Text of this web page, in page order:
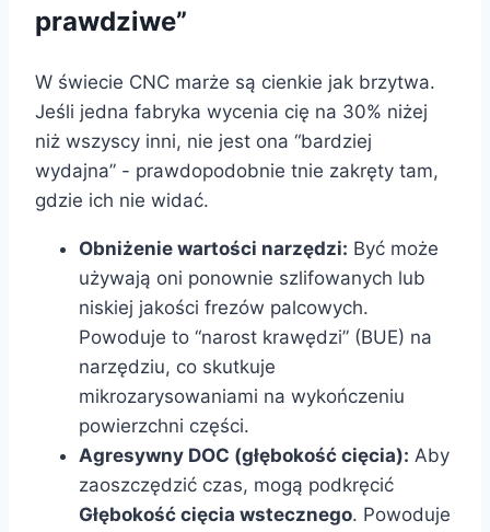
prawdziwe”
W świecie CNC marże są cienkie jak brzytwa.
Jeśli jedna fabryka wycenia cię na 30% niżej
niż wszyscy inni, nie jest ona “bardziej
wydajna” - prawdopodobnie tnie zakręty tam,
gdzie ich nie widać.
Obniżenie wartości narzędzi: Być może
używają oni ponownie szlifowanych lub
niskiej jakości frezów palcowych.
Powoduje to “narost krawędzi” (BUE) na
narzędziu, co skutkuje
mikrozarysowaniami na wykończeniu
powierzchni części.
Agresywny DOC (głębokość cięcia): Aby
zaoszczędzić czas, mogą podkręcić
Głębokość cięcia wstecznego. Powoduje